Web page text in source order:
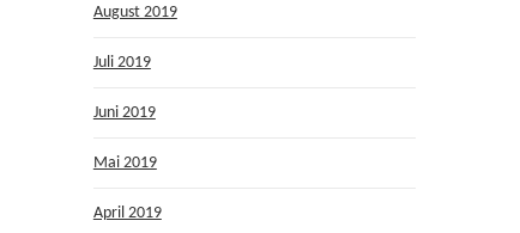
August 2019
Juli 2019
Juni 2019
Mai 2019
April 2019